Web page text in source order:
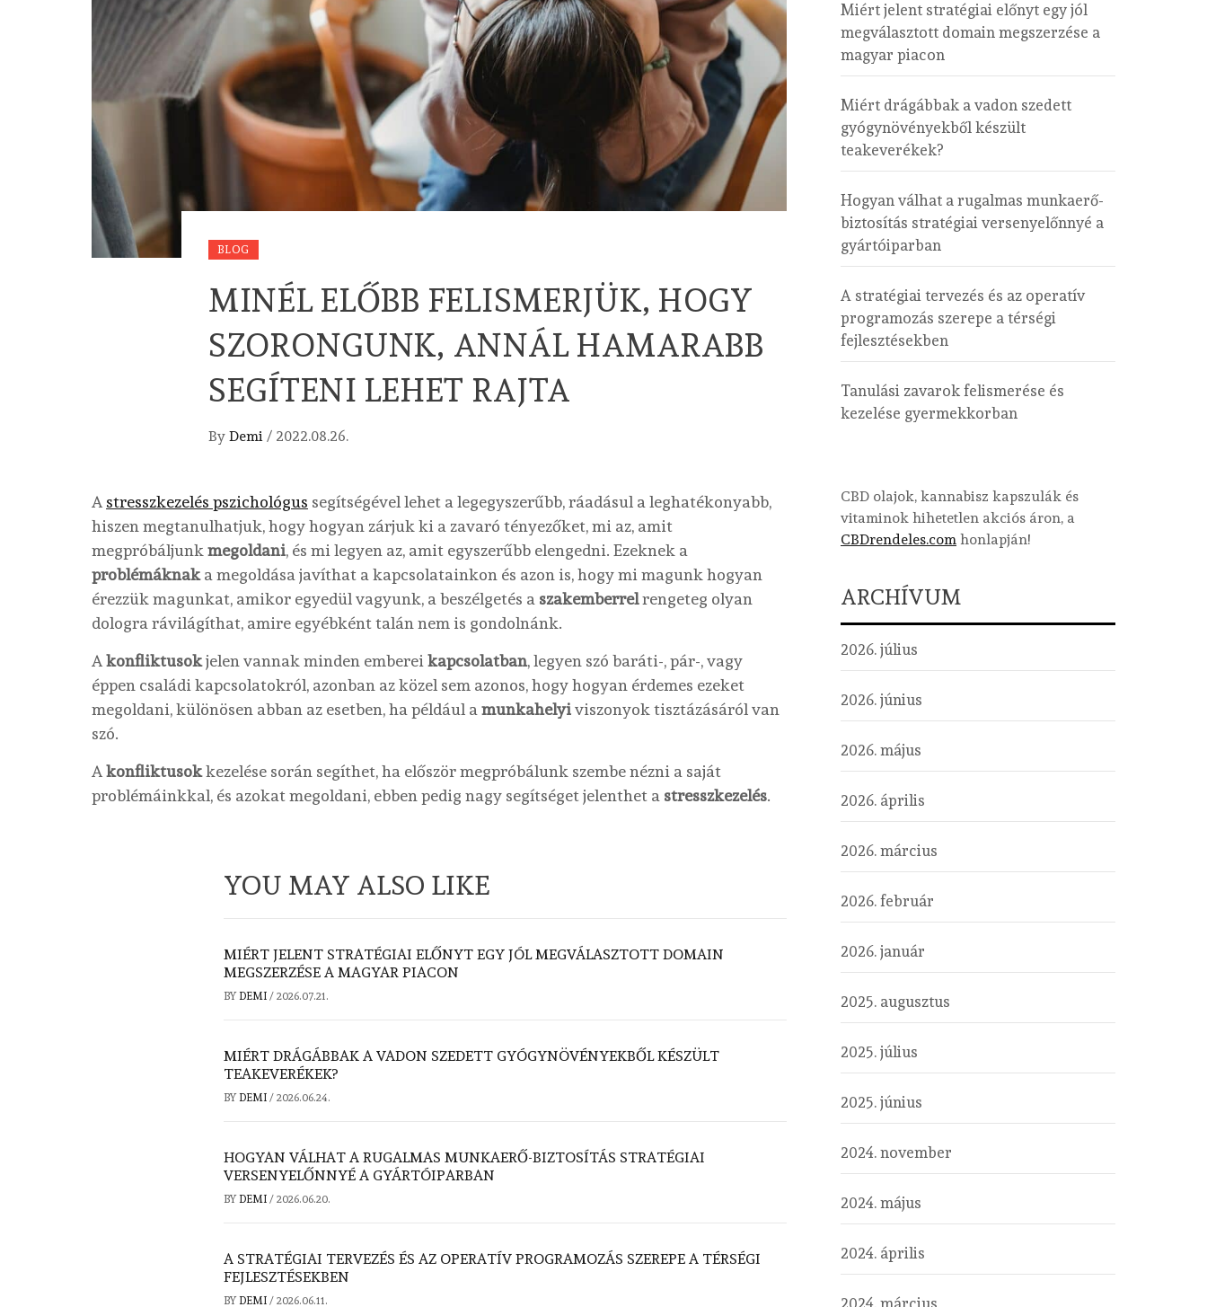
BLOG
MINÉL ELŐBB FELISMERJÜK, HOGY
SZORONGUNK, ANNÁL HAMARABB
SEGÍTENI LEHET RAJTA
By Demi / 2022.08.26.
A stresszkezelés pszichológus segítségével lehet a legegyszerűbb, ráadásul a leghatékonyabb,
hiszen megtanulhatjuk, hogy hogyan zárjuk ki a zavaró tényezőket, mi az, amit
megpróbáljunkmegoldani, és mi legyen az, amit egyszerűbb elengedni. Ezeknek a
problémáknaka megoldása javíthat a kapcsolatainkon és azon is, hogy mi magunk hogyan
érezzük magunkat, amikor egyedül vagyunk, a beszélgetés a szakemberrelrengeteg olyan
dologra rávilágíthat, amire egyébként talán nem is gondolnánk.
Akonfliktusokjelen vannak minden embereikapcsolatban, legyen szó baráti-, pár-, vagy
éppen családi kapcsolatokról, azonban az közel sem azonos, hogy hogyan érdemes ezeket
megoldani, különösen abban az esetben, ha például amunkahelyiviszonyok tisztázásáról van
szó.
Akonfliktusokkezelése során segíthet, ha először megpróbálunk szembe nézni a saját
problémáinkkal, és azokat megoldani, ebben pedig nagy segítséget jelenthet a stresszkezelés.
YOU MAY ALSO LIKE
MIÉRT JELENT STRATÉGIAI ELŐNYT EGY JÓL MEGVÁLASZTOTT DOMAIN
MEGSZERZÉSE A MAGYAR PIACON
BY DEMI / 2026.07.21.
MIÉRT DRÁGÁBBAK A VADON SZEDETT GYÓGYNÖVÉNYEKBŐL KÉSZÜLT
TEAKEVERÉKEK?
BY DEMI / 2026.06.24.
HOGYAN VÁLHAT A RUGALMAS MUNKAERŐ-BIZTOSÍTÁS STRATÉGIAI
VERSENYELŐNNYÉ A GYÁRTÓIPARBAN
BY DEMI / 2026.06.20.
A STRATÉGIAI TERVEZÉS ÉS AZ OPERATÍV PROGRAMOZÁS SZEREPE A TÉRSÉGI
FEJLESZTÉSEKBEN
BY DEMI / 2026.06.11.
Miért jelent stratégiai előnyt egy jól
megválasztott domain megszerzése a
magyar piacon
Miért drágábbak a vadon szedett
gyógynövényekből készült
teakeverékek?
Hogyan válhat a rugalmas munkaerő-
biztosítás stratégiai versenyelőnnyé a
gyártóiparban
A stratégiai tervezés és az operatív
programozás szerepe a térségi
fejlesztésekben
Tanulási zavarok felismerése és
kezelése gyermekkorban
CBD olajok, kannabisz kapszulák és
vitaminok hihetetlen akciós áron, a
CBDrendeles.com honlapján!
ARCHÍVUM
2026. július
2026. június
2026. május
2026. április
2026. március
2026. február
2026. január
2025. augusztus
2025. július
2025. június
2024. november
2024. május
2024. április
2024. március